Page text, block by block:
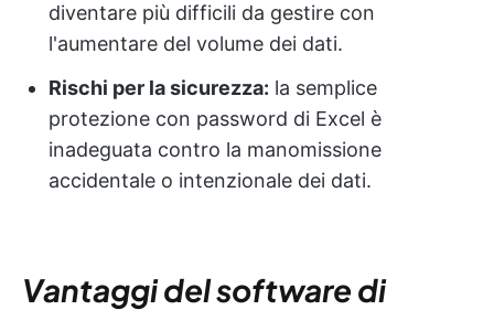
diventare più difficili da gestire con
l'aumentare del volume dei dati.
Rischi per la sicurezza: la semplice
protezione con password di Excel è
inadeguata contro la manomissione
accidentale o intenzionale dei dati.
Vantaggi del software di